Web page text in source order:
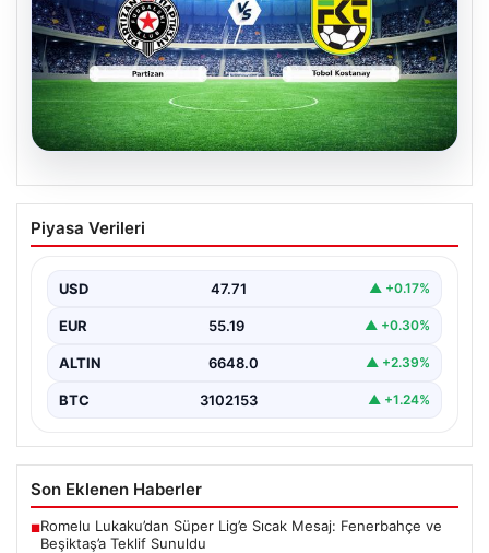
CANLI | Partizan – Tobol Kostanay Canlı
Maç Anlatımı
Piyasa Verileri
USD 47.71 ▲ +0.17%
EUR 55.19 ▲ +0.30%
ALTIN 6648.0 ▲ +2.39%
BTC 3102153 ▲ +1.24%
Son Eklenen Haberler
■Romelu Lukaku’dan Süper Lig’e Sıcak Mesaj: Fenerbahçe ve
Beşiktaş’a Teklif Sunuldu